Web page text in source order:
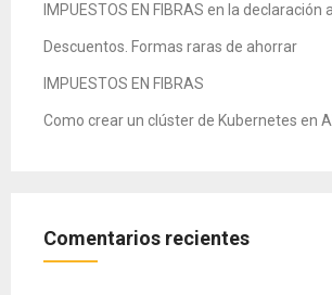
IMPUESTOS EN FIBRAS en la declaración
Descuentos. Formas raras de ahorrar
IMPUESTOS EN FIBRAS
Como crear un clúster de Kubernetes en
Comentarios recientes